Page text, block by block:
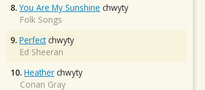
8. You Are My Sunshine chwyty
Folk Songs
9. Perfectchwyty
Ed Sheeran
10. Heather chwyty
Conan Gray